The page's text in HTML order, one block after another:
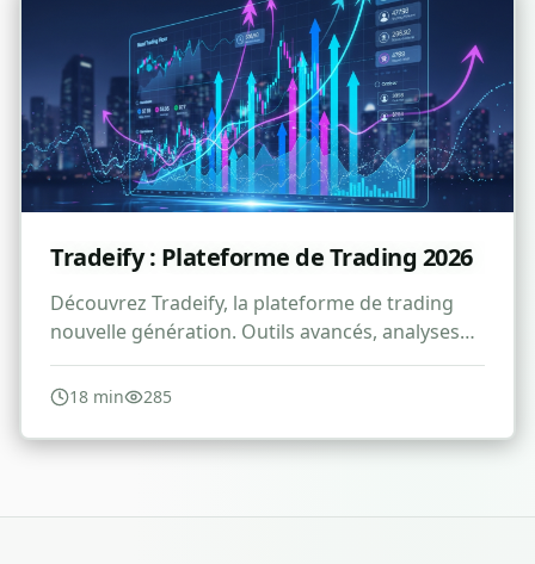
Tradeify : Plateforme de Trading 2026
Découvrez Tradeify, la plateforme de trading
nouvelle génération. Outils avancés, analyses
temps réel et stratégies gagnantes pour
optimiser vos investissements.
18 min 285